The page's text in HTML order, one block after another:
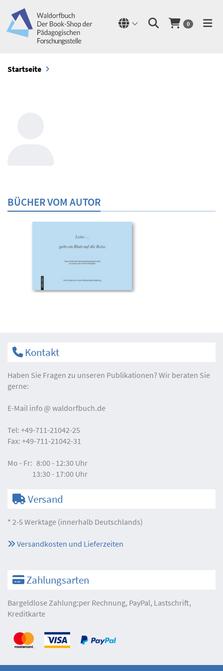
0
Startseite
BÜCHER VOM AUTOR
Kontakt
Haben Sie Fragen zu unseren Publikationen? Wir beraten Sie
gerne:
E-Mail info waldorfbuch.de
Tel: +49-711-21042-25
Fax: +49-711-21042-31
Mo - Fr: 8:00 - 12:30 Uhr
13:30 - 17:00 Uhr
Versand
* 2-5 Werktage (innerhalb Deutschlands)
Versandkosten und Lieferzeiten
Zahlungsarten
Bargeldlose Zahlung:per Rechnung, PayPal, Lastschrift,
Kreditkarte